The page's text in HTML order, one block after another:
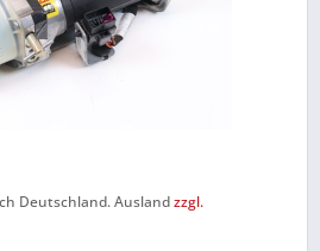
Deutschland. Auslandzzgl.